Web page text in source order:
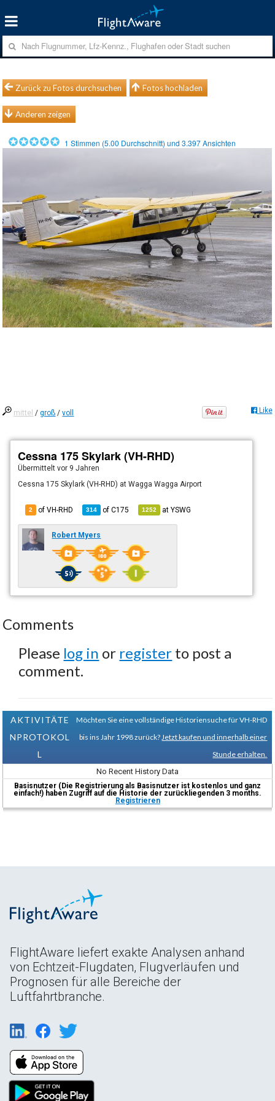
Zurück zu Fotos durchsuchen Fotos hochladen
Anderen zeigen
1 Stimmen (5.00 Durchschnitt) und3.397Ansichten
mittel /groß /voll Like
Cessna 175 Skylark (VH-RHD)
Übermitteltvor 9 Jahren
Cessna 175 Skylark (VH-RHD) at Wagga Wagga Airport
2 of VH-RHD 314 ofC175 1252 atYSWG
Robert Myers
Comments
Please log in or register to post a
comment.
AKTIVITÄTE
NPROTOKOL
L
Möchten Sie eine vollständige Historiensuche für VH-RHD
bis ins Jahr 1998 zurück? Jetzt kaufen und innerhalb einer
Stunde erhalten.
No Recent History Data
Basisnutzer (Die Registrierung als Basisnutzer ist kostenlos und ganz
einfach!) haben Zugriff auf die Historie der zurückliegenden 3 months.
Registrieren
FlightAware liefert exakte Analysen anhand
von Echtzeit-Flugdaten, Flugverläufen und
Prognosen für alle Bereiche der
Luftfahrtbranche.